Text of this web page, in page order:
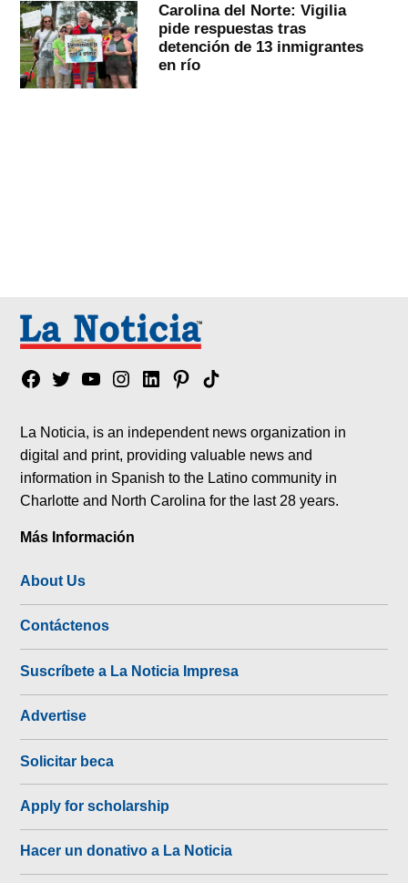
Carolina del Norte: Vigilia
pide respuestas tras
detención de 13 inmigrantes
en río
Facebook
TwitterYouTubeInstagram
LinkedinPinterest
Tik
La Noticia, is an independent news organization in
digital and print, providing valuable news and
information in Spanish to the Latino community in
Charlotte and North Carolina for the last 28 years.
Más Información
About Us
Contáctenos
Suscríbete a La Noticia Impresa
Advertise
Solicitar beca
Apply for scholarship
Hacer un donativo a La Noticia